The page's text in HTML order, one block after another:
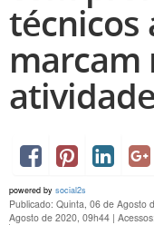
técnicos
marcam
powered by social2s
Publicado: Quinta, 06 de Agosto
Agosto de 2020, 09h44 |